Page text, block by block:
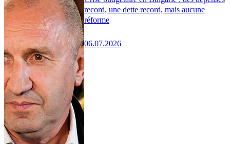
record, une dette record, mais aucune
réforme
06.07.2026